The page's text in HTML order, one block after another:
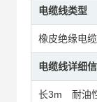
电缆线类型
橡皮绝缘电缆
电缆线详细
长3m 耐油